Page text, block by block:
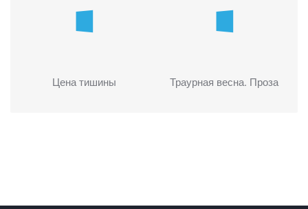
Цена тишины Траурная весна. Проза